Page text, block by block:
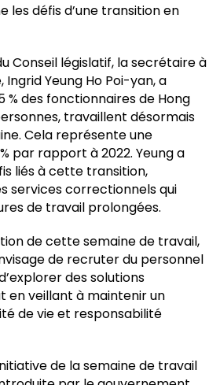
les défis d’une transition en
Conseil législatif, la secrétaire à
Yeung Ho Poi-yan, a
% des fonctionnaires de Hong
travaillent désormais
Cela représente une
par rapport à 2022. Yeung a
liés à cette transition,
services correctionnels qui
de travail prolongées.
de cette semaine de travail,
de recruter du personnel
des solutions
en veillant à maintenir un
de vie et responsabilité
de la semaine de travail